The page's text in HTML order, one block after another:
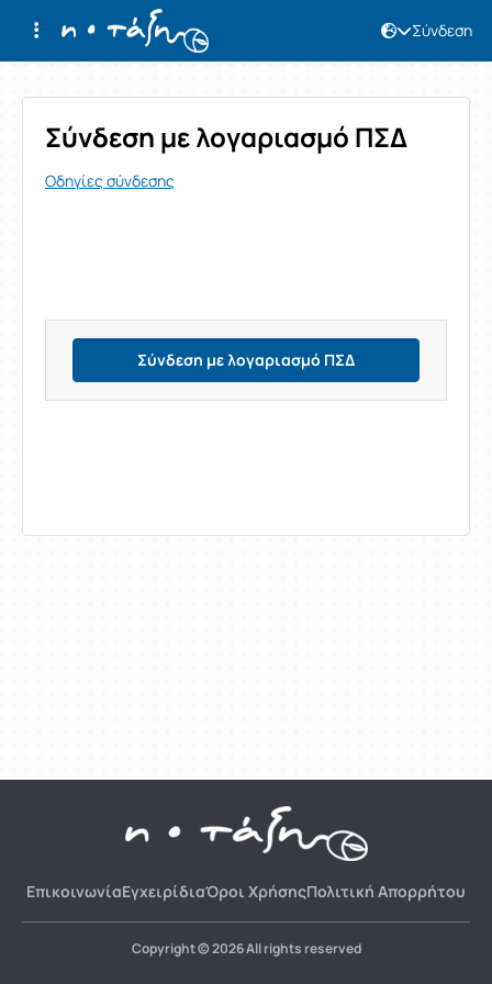
Σύνδεση
Σύνδεση
Σύνδεση με λογαριασμό ΠΣΔ
Οδηγίες σύνδεσης
Σύνδεση με λογαριασμό ΠΣΔ
ΕπικοινωνίαΕγχειρίδιαΌροι ΧρήσηςΠολιτική Απορρήτου
Copyright © 2026 All rights reserved